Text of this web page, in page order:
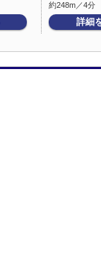
約248m／4分
詳細